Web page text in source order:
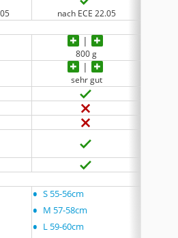
nach ECE 22.05
800 g
sehr gut
• S 55-56cm
• M 57-58cm
• L 59-60cm